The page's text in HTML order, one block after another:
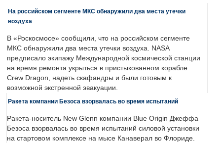
На российском сегменте МКС обнаружили два места утечки
воздуха
В «Роскосмосе» сообщили, что на российском сегменте
МКС обнаружили два места утечки воздуха. NASA
предписало экипажу Международной космической станции
на время ремонта укрыться в пристыкованном корабле
Crew Dragon, надеть скафандры и были готовым к
возможной экстренной эвакуации.
Ракета компании Безоса взорвалась во время испытаний
Ракета-носитель New Glenn компании Blue Origin Джеффа
Безоса взорвалась во время испытаний силовой установки
на стартовом комплексе на мысе Канаверал во Флориде.